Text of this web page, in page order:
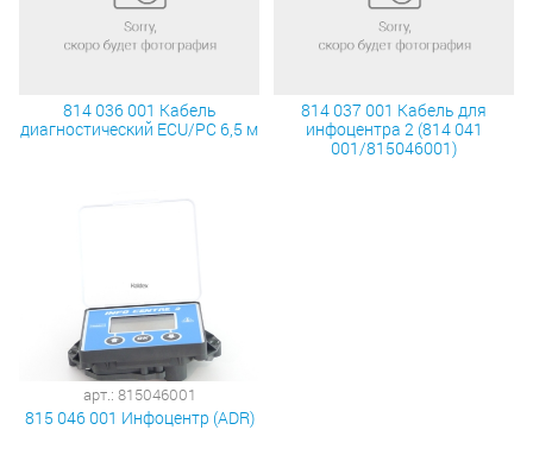
814 036 001 Кабель
диагностический ECU/PC 6,5 м
814 037 001 Кабель для
инфоцентра 2 (814 041
001/815046001)
арт.: 815046001
815 046 001 Инфоцентр (ADR)